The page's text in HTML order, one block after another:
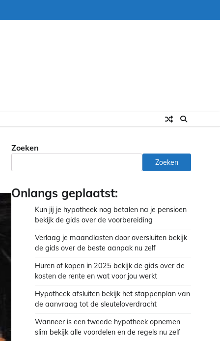
Zoeken
Zoeken
Onlangs geplaatst:
Kun jij je hypotheek nog betalen na je pensioen
bekijk de gids over de voorbereiding
Verlaag je maandlasten door oversluiten bekijk
de gids over de beste aanpak nu zelf
Huren of kopen in 2025 bekijk de gids over de
kosten de rente en wat voor jou werkt
Hypotheek afsluiten bekijk het stappenplan van
de aanvraag tot de sleuteloverdracht
Wanneer is een tweede hypotheek opnemen
slim bekijk alle voordelen en de regels nu zelf